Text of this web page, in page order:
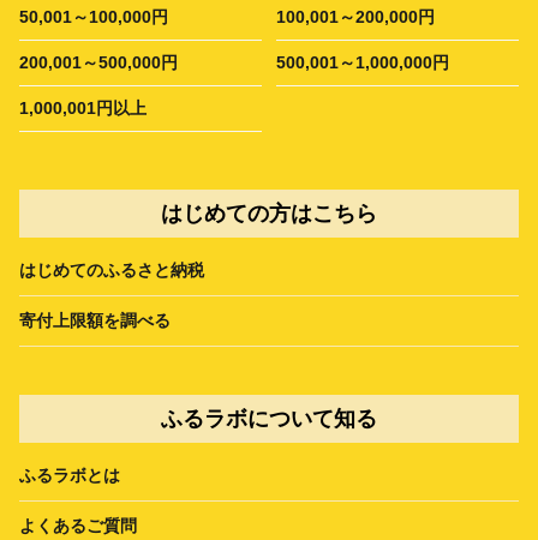
50,001～100,000円 100,001～200,000円
200,001～500,000円 500,001～1,000,000円
1,000,001円以上
はじめての方はこちら
はじめてのふるさと納税
寄付上限額を調べる
ふるラボについて知る
ふるラボとは
よくあるご質問